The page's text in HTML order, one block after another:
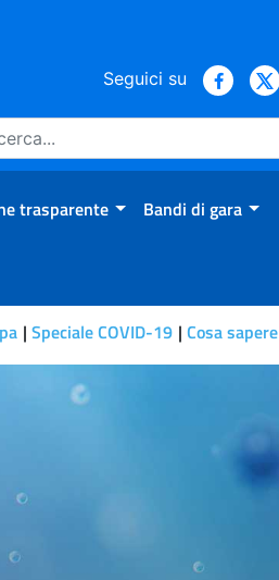
Seguici su
trasparente Bandi di gara
Speciale COVID-19 Cosa sapere